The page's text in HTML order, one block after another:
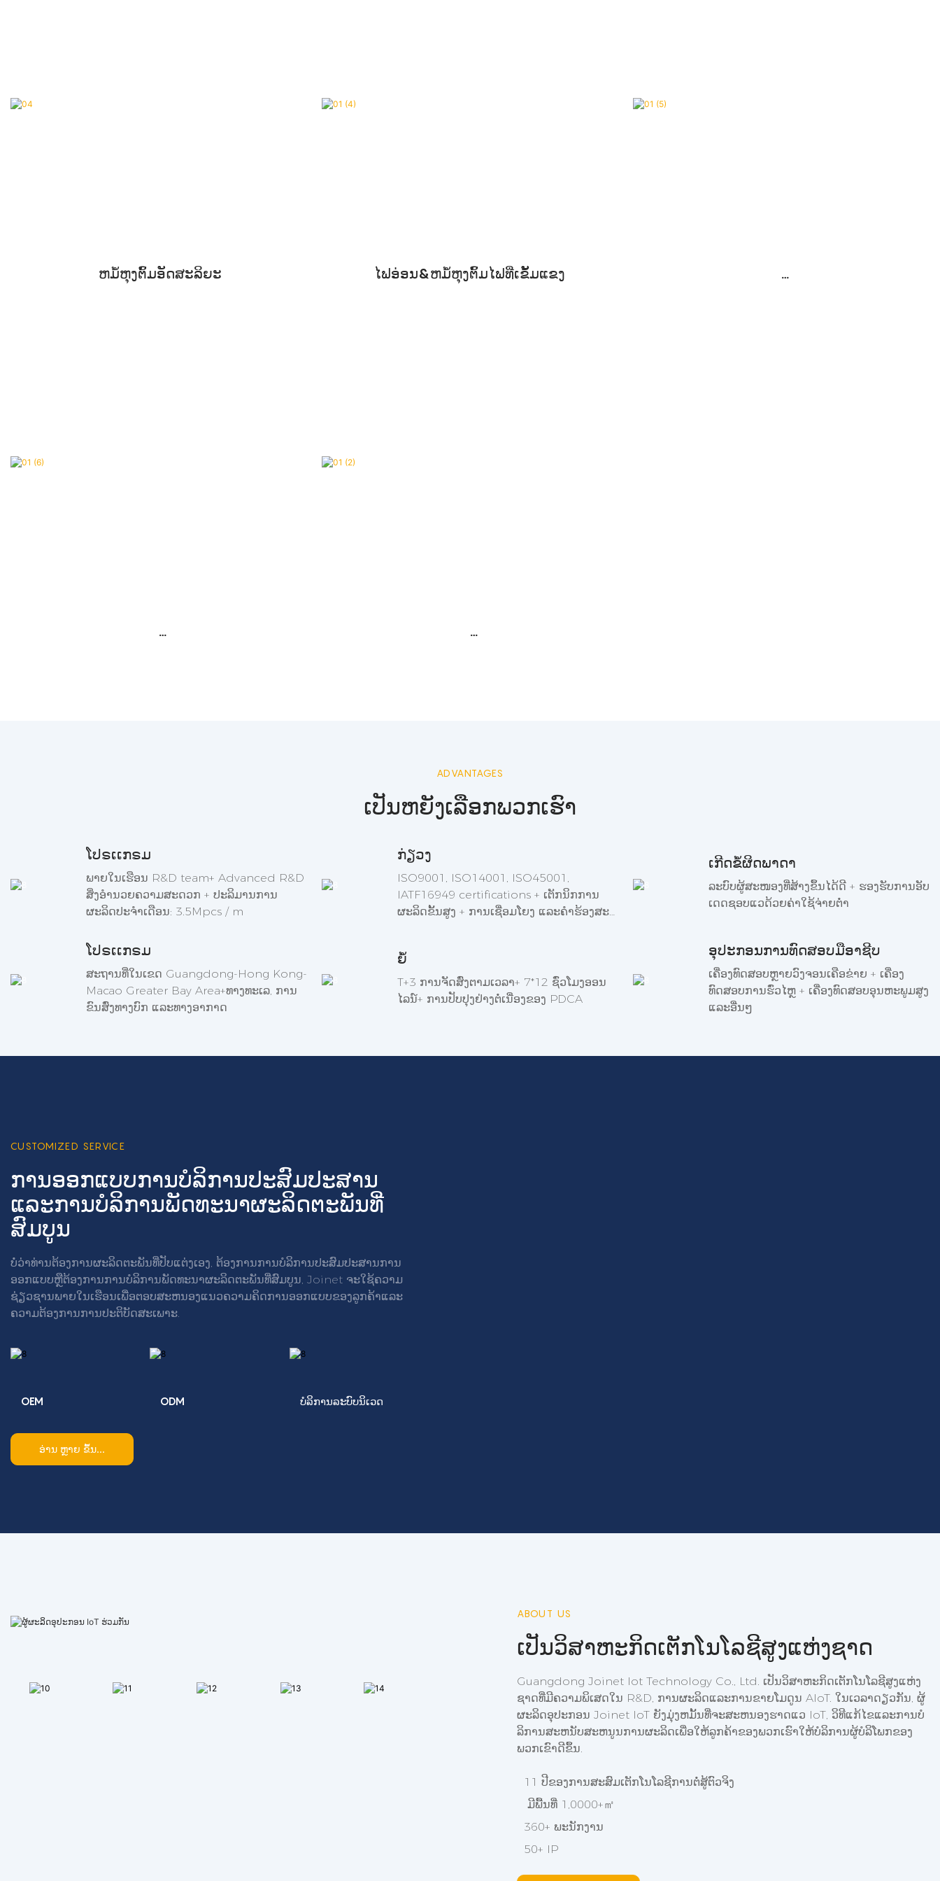
ຫມໍ້ຫຸງຕົ້ມອັດສະລິຍະ
ໄຟອ່ອນ&ຫມໍ້ຫຸງຕົ້ມໄຟທີ່ເຂັ້ມແຂງ
ADVANTAGES
ເປັນຫຍັງເລືອກພວກເຮົາ
ໂປຣເເກຣມ
ພາຍໃນເຮືອນ R&D team+ Advanced R&D
ສິ່ງອໍານວຍຄວາມສະດວກ + ປະລິມານການ
ຜະລິດປະຈໍາເດືອນ: 3.5Mpcs / m
ກ່ຽວງ
ISO9001, ISO14001, ISO45001,
IATF16949 certifications + ເຕັກນິກການ
ຜະລິດຂັ້ນສູງ + ການເຊື່ອມໂຍງ ແລະຄໍາຮ້ອງສະຫ
ເກີດຂໍ້ຜິດພາດາ
ລະບົບຜູ້ສະໜອງທີ່ສ້າງຂຶ້ນໄດ້ດີ + ຮອງຮັບການອັບ
ເດດຊອບແວດ້ວຍຄ່າໃຊ້ຈ່າຍຕໍ່າ
ໂປຣເເກຣມ
ສະຖານທີ່ໃນເຂດ Guangdong-Hong Kong-
Macao Greater Bay Area+ທາງທະເລ, ການ
ຂົນສົ່ງທາງບົກ ແລະທາງອາກາດ
ຍໍ້
T+3 ການຈັດສົ່ງຕາມເວລາ+ 7*12 ຊົ່ວໂມງອອນ
ໄລນ໌+ ການປັບປຸງຢ່າງຕໍ່ເນື່ອງຂອງ PDCA
ອຸປະກອນການທົດສອບມືອາຊີບ
ເຄື່ອງທົດສອບຫຼາຍວົງຈອນເຄືອຂ່າຍ + ເຄື່ອງ
ທົດສອບການຮົ່ວໄຫຼ + ເຄື່ອງທົດສອບອຸນຫະພູມສູງ
ແລະອື່ນໆ
CUSTOMIZED SERVICE
ການອອກແບບການບໍລິການປະສົມປະສານ
ແລະການບໍລິການພັດທະນາຜະລິດຕະພັນທີ່
ສົມບູນ
ບໍ່ວ່າທ່ານຕ້ອງການຜະລິດຕະພັນທີ່ປັບແຕ່ງເອງ, ຕ້ອງການການບໍລິການປະສົມປະສານການ
ອອກແບບຫຼືຕ້ອງການການບໍລິການພັດທະນາຜະລິດຕະພັນທີ່ສົມບູນ, Joinet ຈະໃຊ້ຄວາມ
ຊ່ຽວຊານພາຍໃນເຮືອນເພື່ອຕອບສະຫນອງແນວຄວາມຄິດການອອກແບບຂອງລູກຄ້າແລະ
ຄວາມຕ້ອງການການປະຕິບັດສະເພາະ.
OEM ODM ບໍລິການລະບົບນິເວດ
ອ່ານ ຫຼາຍ ຂຶ້ນ...
ABOUT US
ເປັນວິສາຫະກິດເຕັກໂນໂລຊີສູງແຫ່ງຊາດ
Guangdong Joinet Iot Technology Co., Ltd. ເປັນ​ວິ​ສາ​ຫະ​ກິດ​ເຕັກ​ໂນ​ໂລ​ຊີ​ສູງ​ແຫ່ງ​
ຊາດ​ທີ່​ມີ​ຄວາມ​ພິ​ເສດ​ໃນ R&D, ການຜະລິດແລະການຂາຍໂມດູນ AIoT. ໃນເວລາດຽວກັນ, ຜູ້
ຜະລິດອຸປະກອນ Joinet IoT ຍັງມຸ່ງຫມັ້ນທີ່ຈະສະຫນອງຮາດແວ IoT, ວິທີແກ້ໄຂແລະການບໍ
ລິການສະຫນັບສະຫນູນການຜະລິດເພື່ອໃຫ້ລູກຄ້າຂອງພວກເຮົາໃຫ້ບໍລິການຜູ້ບໍລິໂພກຂອງ
ພວກເຂົາດີຂຶ້ນ.
11 ປີຂອງການສະສົມເຕັກໂນໂລຊີການຕໍ່ສູ້ຕົວຈິງ
ມີພື້ນທີ່ 1,0000+㎡
360+ ພະນັກງານ
50+ IP